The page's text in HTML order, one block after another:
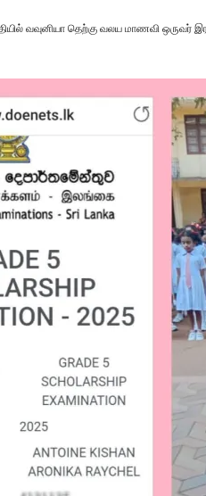
ரீதியில் வவுனியா தெற்கு வலய மாணவி